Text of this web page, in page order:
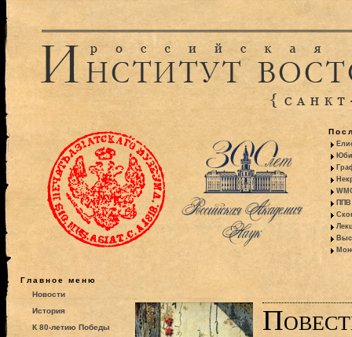
ППВ
Главное меню
Новости
История
К 80-летию Победы